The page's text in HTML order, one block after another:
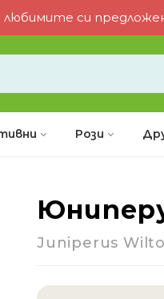
си
Рози
Juniperus